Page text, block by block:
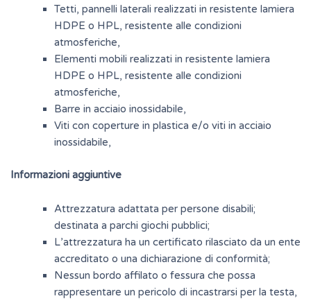
Tetti, pannelli laterali realizzati in resistente lamiera
HDPE o HPL, resistente alle condizioni
atmosferiche,
Elementi mobili realizzati in resistente lamiera
HDPE o HPL, resistente alle condizioni
atmosferiche,
Barre in acciaio inossidabile,
Viti con coperture in plastica e/o viti in acciaio
inossidabile,
Informazioni aggiuntive
Attrezzatura adattata per persone disabili;
destinata a parchi giochi pubblici;
L’attrezzatura ha un certificato rilasciato da un ente
accreditato o una dichiarazione di conformità;
Nessun bordo affilato o fessura che possa
rappresentare un pericolo di incastrarsi per la testa,